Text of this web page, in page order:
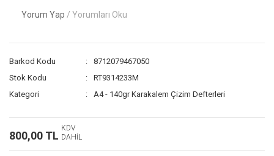
Yorum Yap / Yorumları Oku
Barkod Kodu
8712079467050
Stok Kodu
RT9314233M
Kategori
A4 - 140gr Karakalem Çizim Defterleri
800,00 TL
KDV
DAHİL